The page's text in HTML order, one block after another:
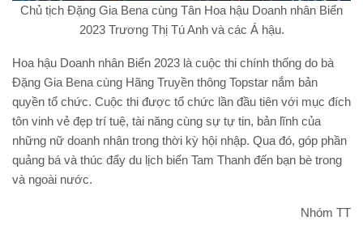
Chủ tịch Đặng Gia Bena cùng Tân Hoa hậu Doanh nhân Biển
2023 Trương Thị Tú Anh và các Á hậu.
Hoa hậu Doanh nhân Biển 2023 là cuộc thi chính thống do bà
Đặng Gia Bena cùng Hãng Truyền thông Topstar nắm bản
quyền tổ chức. Cuộc thi được tổ chức lần đầu tiên với mục đích
tôn vinh vẻ đẹp trí tuệ, tài năng cùng sự tự tin, bản lĩnh của
những nữ doanh nhân trong thời kỳ hội nhập. Qua đó, góp phần
quảng bá và thúc đẩy du lịch biển Tam Thanh đến bạn bè trong
và ngoài nước.
Nhóm TT